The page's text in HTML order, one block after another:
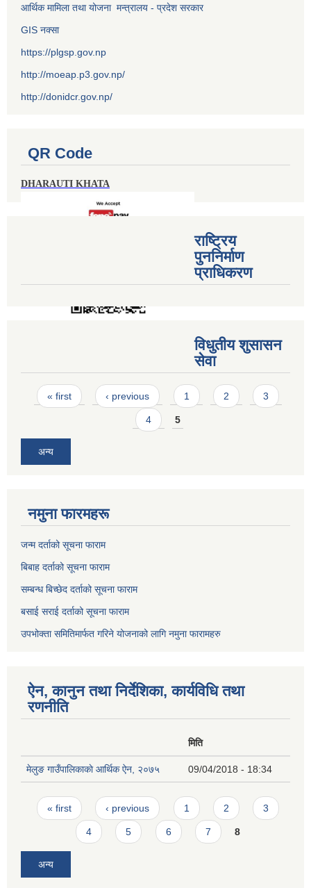
आर्थिक मामिला तथा योजना मन्त्रालय - प्रदेश सरकार
GIS नक्सा
https://plgsp.gov.np
http://moeap.p3.gov.np/
http://donidcr.gov.np/
QR Code
DHARAUTI KHATA
राष्ट्रिय
पुननिर्माण
प्राधिकरण
विधुतीय शुसासन
सेवा
Pages
« first ‹ previous 1 2 3
4 5
अन्य
नमुना फारमहरू
जन्म दर्ताको सूचना फाराम
बिबाह दर्ताको सूचना फाराम
सम्बन्ध बिच्छेद दर्ताको सूचना फाराम
बसाई सराई दर्ताको सूचना फाराम
उपभोक्ता समितिमार्फत गरिने योजनाको लागि नमुना फारामहरु
ऐन, कानुन तथा निर्देशिका, कार्यविधि तथा
रणनीति
मिति
मेलुङ गाउँपालिकाकाे आर्थिक ऐन, २०७५ 09/04/2018 - 18:34
Pages
« first ‹ previous 1 2 3
4 5 6 7 8
अन्य